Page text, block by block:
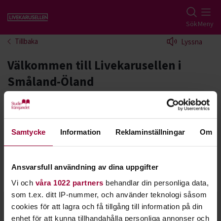
Samtycke Information Reklaminställningar Om
Ansvarsfull användning av dina uppgifter
Vi och våra 1022 partners behandlar din personliga data,
som t.ex. ditt IP-nummer, och använder teknologi såsom
cookies för att lagra och få tillgång till information på din
enhet för att kunna tillhandahålla personliga annonser och
Gå till studiefrämjandets startsida SökMeny
Tillbaka Lyssna
Välkommen till Livekarusellen i
Småland-Öland
Vad kul att du är intresserad av Livekarusellen! Vi
välkomnar alla band, artister, i alla genrer, alla
åldrar och på alla nivåer att delta i Småland
Ölands Livekarusell.
Kontakt
Rikard Lind